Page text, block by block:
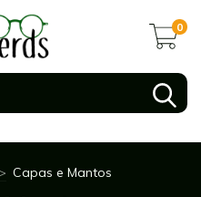
0
> Capas e Mantos